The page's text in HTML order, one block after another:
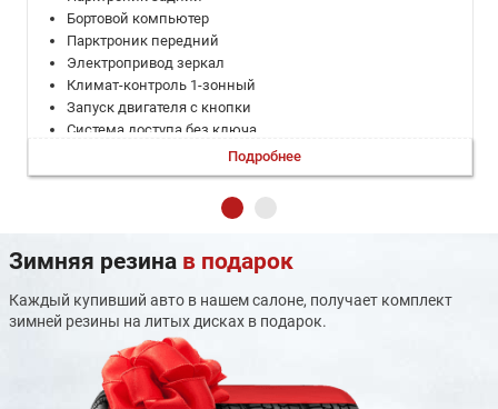
Бортовой компьютер
Парктроник передний
Электропривод зеркал
Климат-контроль 1-зонный
Запуск двигателя с кнопки
Система доступа без ключа
Регулировка руля по высоте
Электронная приборная панель
Электропривод крышки багажника
Система выбора режима движения
Электростеклоподъемники передние
Датчик света
Светодиодные фары
Дневные ходовые огни
Электрообогрев боковых зеркал
Третий ряд сидений
Подробнее
Зимняя резина в подарок
Каждый купивший авто в нашем салоне, получает комплект
зимней резины на литых дисках в подарок.